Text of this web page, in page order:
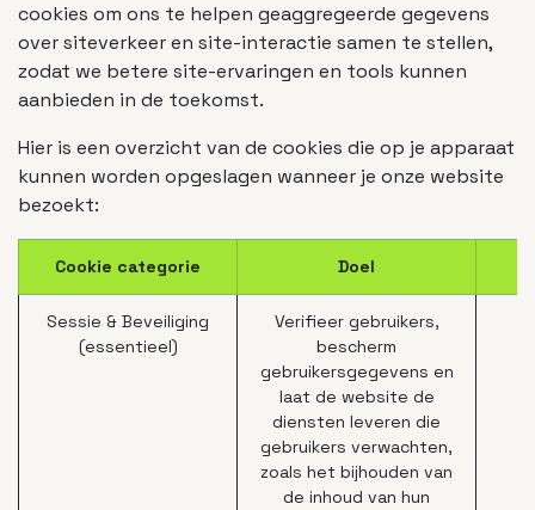
cookies om ons te helpen geaggregeerde gegevens
over siteverkeer en site-interactie samen te stellen,
zodat we betere site-ervaringen en tools kunnen
aanbieden in de toekomst.
Hier is een overzicht van de cookies die op je apparaat
kunnen worden opgeslagen wanneer je onze website
bezoekt:
Cookie categorie Doel
Sessie & Beveiliging
(essentieel)
Verifieer gebruikers,
bescherm
gebruikersgegevens en
laat de website de
diensten leveren die
gebruikers verwachten,
zoals het bijhouden van
de inhoud van hun